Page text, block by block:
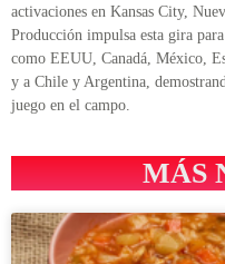
activaciones en Kansas City,
Producción impulsa esta gira
como EEUU, Canadá, México,
y a Chile y Argentina,
juego en el campo.
MÁS